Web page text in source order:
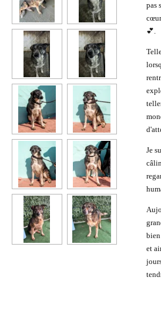
pas
💕.
Je
et